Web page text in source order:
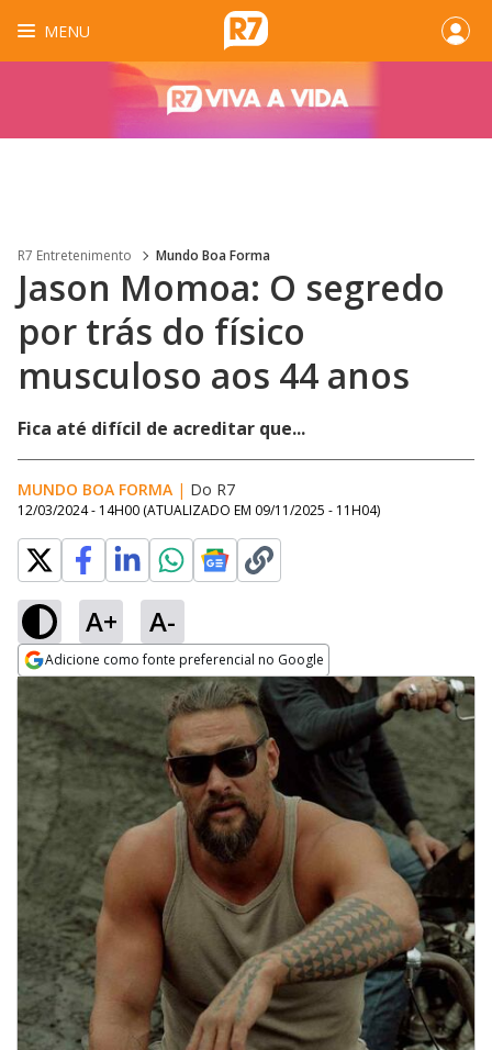
MENU
R7 Entretenimento Mundo Boa Forma
Jason Momoa: O segredo
por trás do físico
musculoso aos 44 anos
Fica até difícil de acreditar que...
MUNDO BOA FORMA | Do R7
12/03/2024 - 14H00 (ATUALIZADO EM 09/11/2025 - 11H04)
A+ A-
Adicione como fonte preferencial no Google
Opens in new window